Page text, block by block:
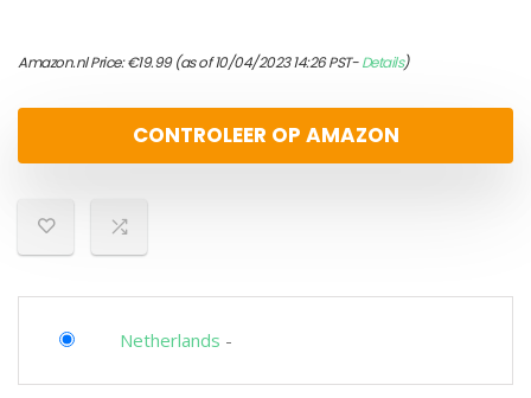
Amazon.nl Price:€19.99(as of 10/04/2023 14:26 PST-Details)
CONTROLEER OP AMAZON
Netherlands -